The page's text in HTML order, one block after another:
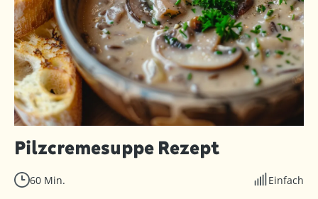
Pilzcremesuppe Rezept
60 Min.
Einfach